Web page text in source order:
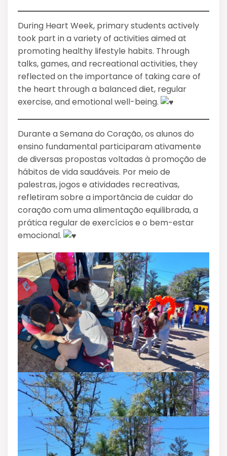
During Heart Week, primary students actively
took part in a variety of activities aimed at
promoting healthy lifestyle habits. Through
talks, games, and recreational activities, they
reflected on the importance of taking care of
the heart through a balanced diet, regular
exercise, and emotional well-being.
Durante a Semana do Coração, os alunos do
ensino fundamental participaram ativamente
de diversas propostas voltadas à promoção de
hábitos de vida saudáveis. Por meio de
palestras, jogos e atividades recreativas,
refletiram sobre a importância de cuidar do
coração com uma alimentação equilibrada, a
prática regular de exercícios e o bem-estar
emocional.